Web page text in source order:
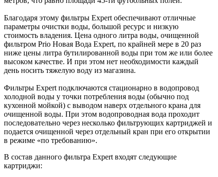
Благодаря этому фильтры Expert обеспечивают отличные
параметры очистки воды, большой ресурс и низкую
стоимость владения. Цена одного литра воды, очищенной
фильтром Prio Новая Вода Expert, по крайней мере в 20 раз
ниже цены литра бутилированной воды при том же или более
высоком качестве. И при этом нет необходимости каждый
день носить тяжелую воду из магазина.
Фильтры Expert подключаются стационарно в водопровод
холодной воды у точки потребления воды (обычно под
кухонной мойкой) с выводом наверх отдельного крана для
очищенной воды. При этом водопроводная вода проходит
последовательно через несколько фильтрующих картриджей и
подается очищенной через отдельный кран при его открытии
в режиме «по требованию».
В состав данного фильтра Expert входят следующие
картриджи: